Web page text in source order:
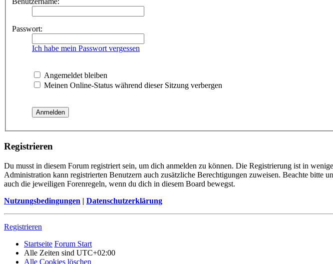
Passwort:
Ich habe mein Passwort vergessen
Angemeldet bleiben
Meinen Online-Status während dieser Sitzung verbergen
Registrieren
Du musst in diesem Forum registriert sein, um dich anmelden zu können. Die Registrierung ist in
Administration kann registrierten Benutzern auch zusätzliche Berechtigungen zuweisen. Beachte bitte
auch die jeweiligen Forenregeln, wenn du dich in diesem Board bewegst.
Nutzungsbedingungen | Datenschutzerklärung
Registrieren
Startseite Forum Start
Alle Zeiten sind UTC+02:00
Alle Cookies löschen